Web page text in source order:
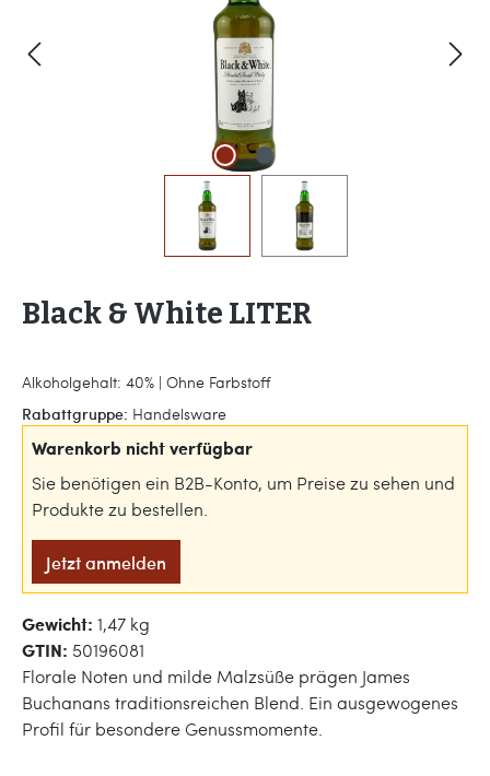
Black & White LITER
Alkoholgehalt: 40% | Ohne Farbstoff
Rabattgruppe: Handelsware
Warenkorb nicht verfügbar
Sie benötigen ein B2B-Konto, um Preise zu sehen und
Produkte zu bestellen.
Jetzt anmelden
Gewicht: 1,47 kg
GTIN: 50196081
Florale Noten und milde Malzsüße prägen James
Buchanans traditionsreichen Blend. Ein ausgewogenes
Profil für besondere Genussmomente.